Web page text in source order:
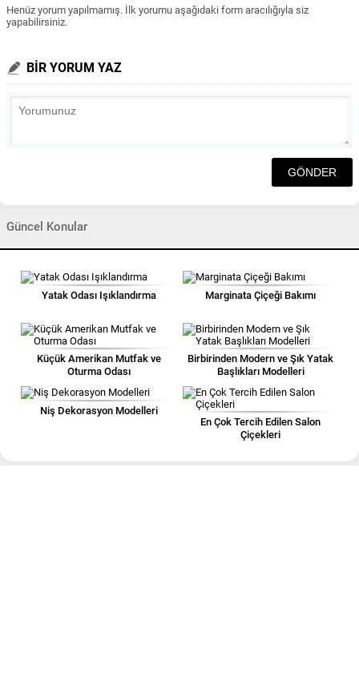
Henüz yorum yapılmamış. İlk yorumu aşağıdaki form aracılığıyla siz
yapabilirsiniz.
BİR YORUM YAZ
Güncel Konular
Yatak Odası Işıklandırma Marginata Çiçeği Bakımı
Küçük Amerikan Mutfak ve
Oturma Odası
Birbirinden Modern ve Şık Yatak
Başlıkları Modelleri
Niş Dekorasyon Modelleri
En Çok Tercih Edilen Salon
Çiçekleri